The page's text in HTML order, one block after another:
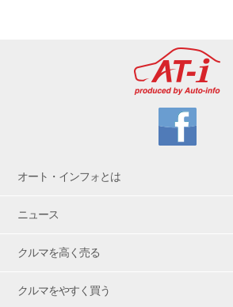
オート・インフォとは
ニュース
クルマを高く売る
クルマをやすく買う